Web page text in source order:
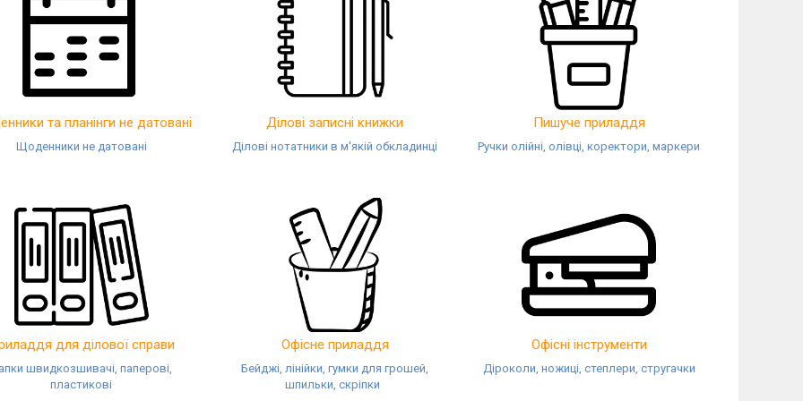
та планінги не датовані
Щоденники не датовані
Ділові записні книжки
Ділові нотатники в м'якій обкладинці
Пишуче приладдя
Ручки олійні, олівці, коректори, маркери
для ділової справи
швидкозшивачі, паперові,
пластикові
Офісне приладдя
Бейджі, лінійки, гумки для грошей,
шпильки, скріпки
Офісні інструменти
Діроколи, ножиці, степлери, стругачки